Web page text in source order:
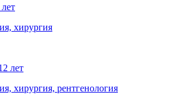
хирургия
лет
хирургия, рентгенология